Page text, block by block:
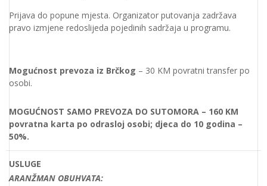
Prijava do popune mjesta. Organizator putovanja zadržava
pravo izmjene redoslijeda pojedinih sadržaja u programu.
Mogućnost prevoza iz Brčkog – 30 KM povratni transfer po
osobi.
MOGUĆNOST SAMO PREVOZA DO SUTOMORA – 160 KM
povratna karta po odrasloj osobi; djeca do 10 godina –
50%.
USLUGE
ARANŽMAN OBUHVATA: